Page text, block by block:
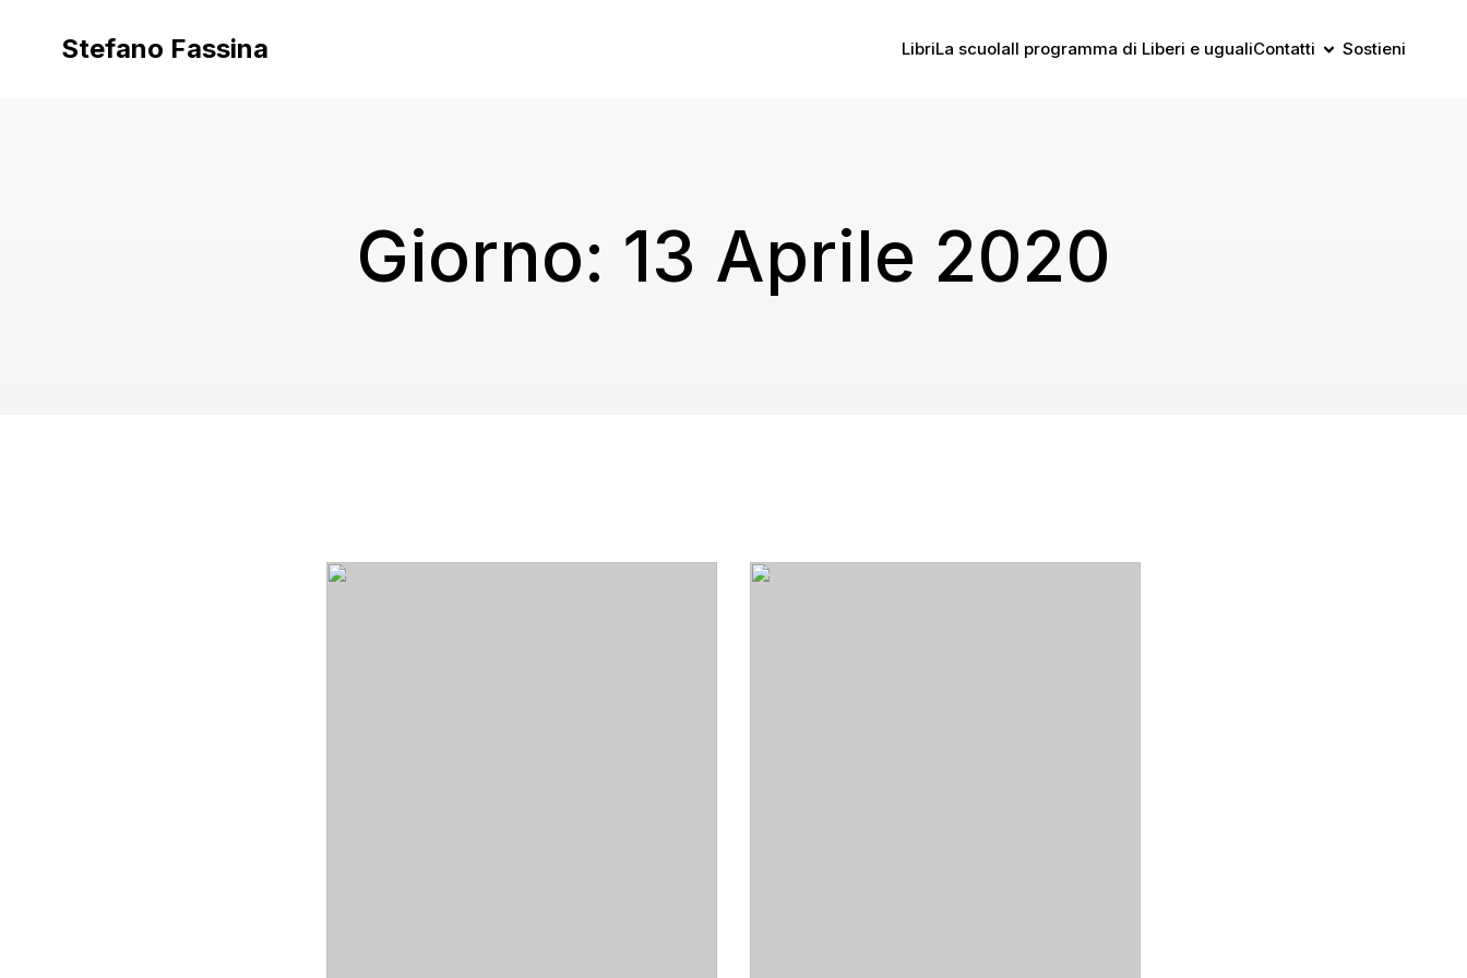
contenutoStefano Fassina LibriLa scuolaIl programma di Liberi e ugualiContatti Sostieni
Giorno: 13 Aprile 2020